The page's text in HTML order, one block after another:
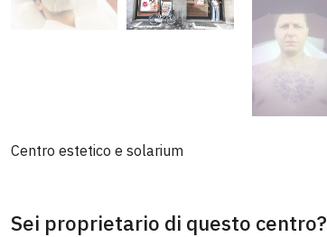
Centro estetico e solarium
Sei proprietario di questo centro?